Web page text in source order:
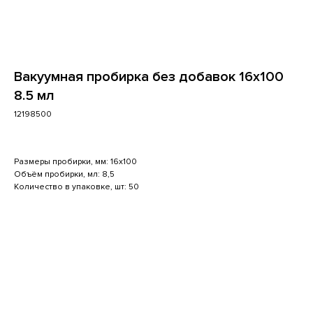
Вакуумная пробирка без добавок 16x100
8.5 мл
12198500
Размеры пробирки, мм: 16x100
Объём пробирки, мл: 8,5
Количество в упаковке, шт: 50